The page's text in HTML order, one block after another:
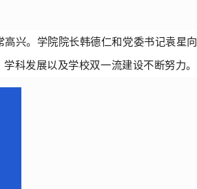
兴。学院院长韩德仁和党委书记袁星向
科发展以及学校双一流建设不断努力。